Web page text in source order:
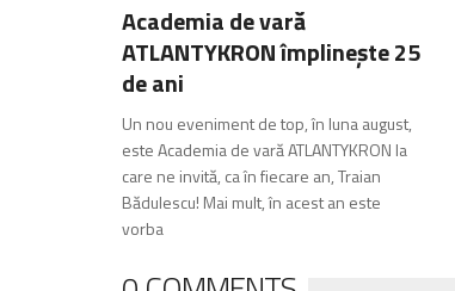
Academia de vară
ATLANTYKRON împlinește 25
de ani
Un nou eveniment de top, în luna august,
este Academia de vară ATLANTYKRON la
care ne invită, ca în fiecare an, Traian
Bădulescu! Mai mult, în acest an este
vorba